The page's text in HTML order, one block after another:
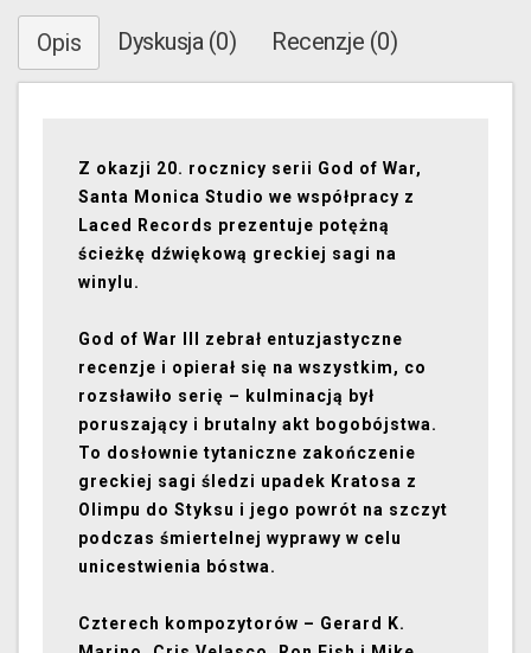
Opis Dyskusja (0) Recenzje (0)
Z okazji 20. rocznicy serii God of War,
Santa Monica Studio we współpracy z
Laced Records prezentuje potężną
ścieżkę dźwiękową greckiej sagi na
winylu.
God of War III zebrał entuzjastyczne
recenzje i opierał się na wszystkim, co
rozsławiło serię – kulminacją był
poruszający i brutalny akt bogobójstwa.
To dosłownie tytaniczne zakończenie
greckiej sagi śledzi upadek Kratosa z
Olimpu do Styksu i jego powrót na szczyt
podczas śmiertelnej wyprawy w celu
unicestwienia bóstwa.
Czterech kompozytorów – Gerard K.